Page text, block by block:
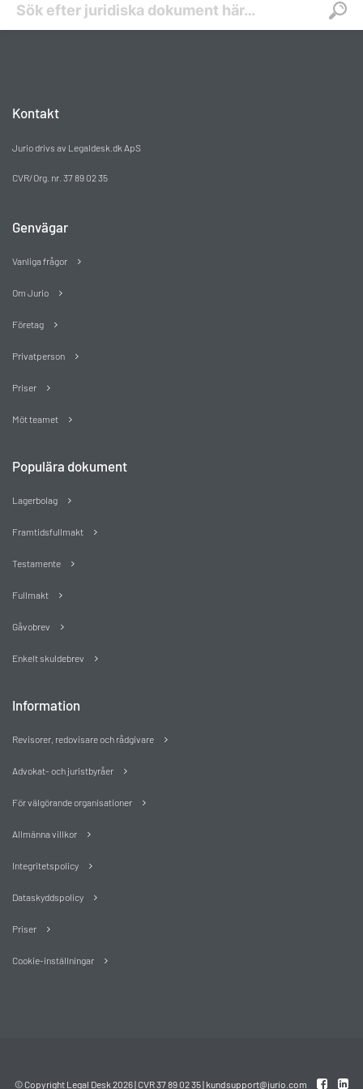
Kontakt
Jurio drivs av Legaldesk.dk ApS
CVR/Org. nr. 37 89 02 35
Genvägar
Vanliga frågor
Om Jurio
Företag
Privatperson
Priser
Möt teamet
Populära dokument
Lagerbolag
Framtidsfullmakt
Testamente
Fullmakt
Gåvobrev
Enkelt skuldebrev
Information
Revisorer, redovisare och rådgivare
Advokat- och juristbyråer
För välgörande organisationer
Allmänna villkor
Integritetspolicy
Dataskyddspolicy
Priser
Cookie-inställningar
© Copyright Legal Desk 2026 | CVR 37 89 02 35 | kundsupport@jurio.com